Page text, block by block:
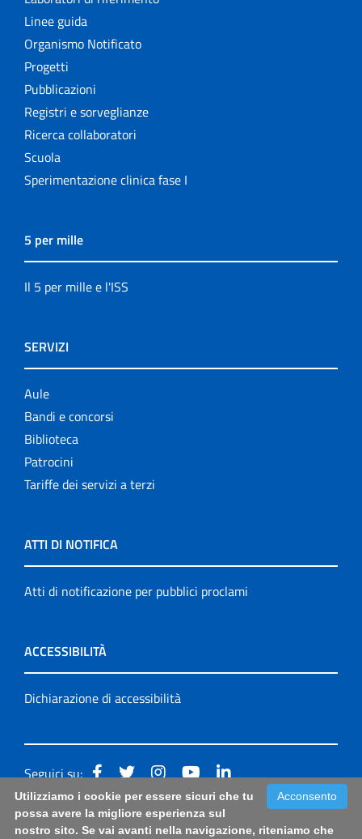
Linee guida
Organismo Notificato
Progetti
Pubblicazioni
Registri e sorveglianze
Ricerca collaboratori
Scuola
Sperimentazione clinica fase I
5 per mille
Il 5 per mille e l'ISS
SERVIZI
Aule
Bandi e concorsi
Biblioteca
Patrocini
Tariffe dei servizi a terzi
ATTI DI NOTIFICA
Atti di notificazione per pubblici proclami
ACCESSIBILITÀ
Dichiarazione di accessibilità
Seguici su:
Accessibilità: form di segnalazione di prima istanza per
questa pagina|Note Legali | Sitemap
Acconsento
Utilizziamo i cookie per essere sicuri che tu
possa avere la migliore esperienza sul
nostro sito. Se vai avanti nella navigazione, riteniamo che